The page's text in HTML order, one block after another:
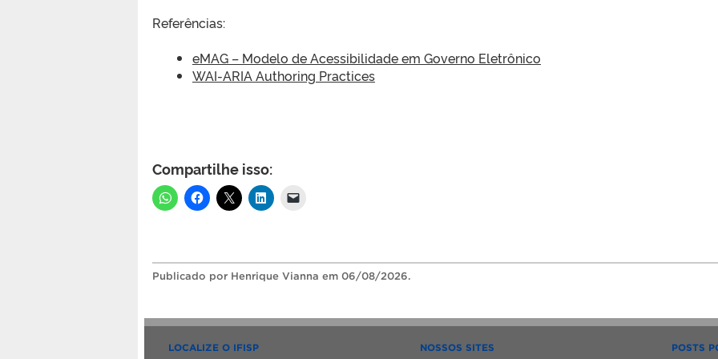
Referências:
eMAG – Modelo de Acessibilidade em Governo Eletrônico
WAI-ARIA Authoring Practices
Compartilhe isso:
Publicado por Henrique Vianna em 06/08/2026.
LOCALIZE O IFISP NOSSOS SITES POSTS